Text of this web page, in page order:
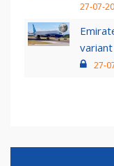
27-07-
27-